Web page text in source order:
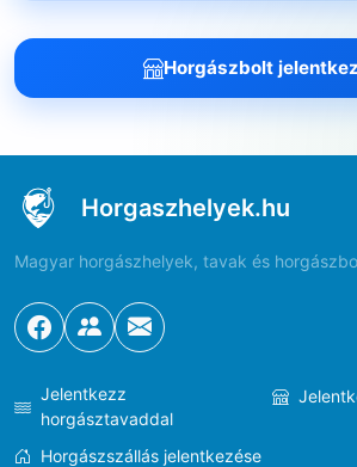
Horgászbolt
Horgaszhelyek.hu
Magyar horgászhelyek, tavak és
Jelentkezz
horgásztavaddal
Horgászszállás jelentkezése